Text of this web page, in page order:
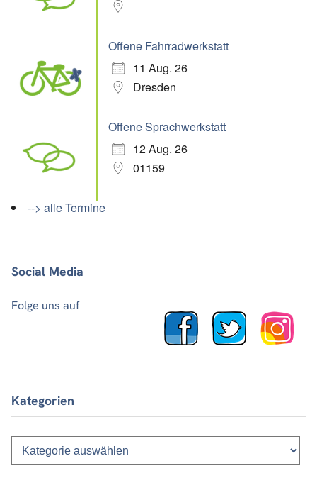
Offene Fahrradwerkstatt
11 Aug. 26
Dresden
Offene Sprachwerkstatt
12 Aug. 26
01159
--> alle Termine
Social Media
Folge uns auf
Kategorien
Kategorien